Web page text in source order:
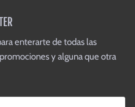
enterarte de todas las
y alguna que otra